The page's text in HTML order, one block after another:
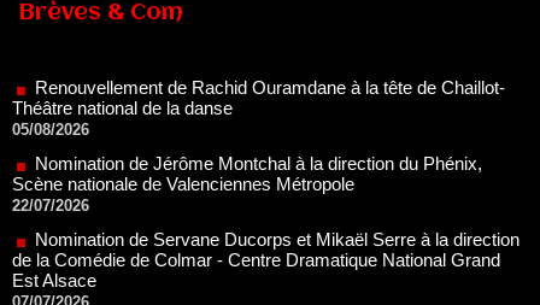
Brèves & Com
Renouvellement de Rachid Ouramdane à la tête de Chaillot-
Nomination de Jérôme Montchal à la direction du Phénix,
Scène nationale de Valenciennes Métropole
Nomination de Servane Ducorps et Mikaël Serre à la direction
de la Comédie de Colmar - Centre Dramatique National Grand
Est Alsace
07/07/2026
Thomas Jolly et Laëtitia Guédon nommés à la direction du
TNP